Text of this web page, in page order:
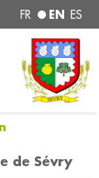
FR EN ES
de Sévry